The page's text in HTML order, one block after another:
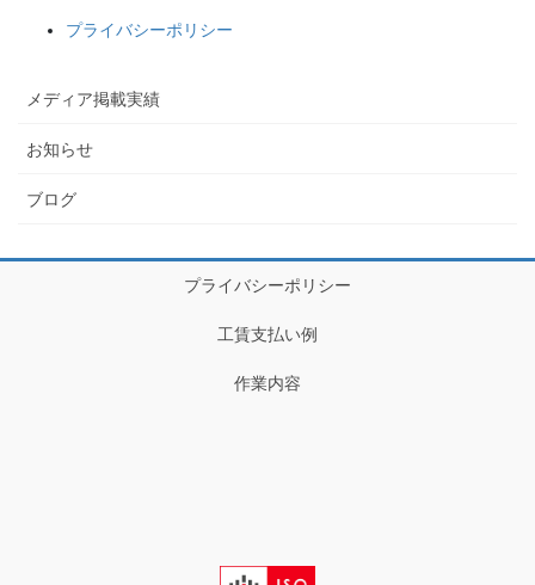
プライバシーポリシー
メディア掲載実績
お知らせ
ブログ
プライバシーポリシー
工賃支払い例
作業内容